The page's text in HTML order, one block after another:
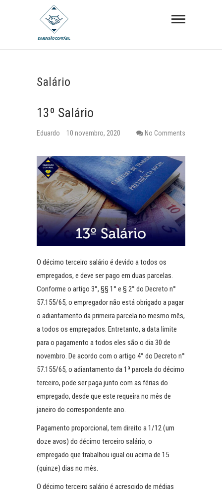
Salário
13º Salário
Eduardo 10 novembro, 2020 No Comments
O décimo terceiro salário é devido a todos os
empregados, e deve ser pago em duas parcelas.
Conforme o artigo 3°, §§ 1° e § 2° do Decreto n°
57.155/65, o empregador não está obrigado a pagar
o adiantamento da primeira parcela no mesmo mês,
a todos os empregados. Entretanto, a data limite
para o pagamento a todos eles são o dia 30 de
novembro. De acordo com o artigo 4° do Decreto n°
57.155/65, o adiantamento da 1ª parcela do décimo
terceiro, pode ser paga junto com as férias do
empregado, desde que este requeira no mês de
janeiro do correspondente ano.
Pagamento proporcional, tem direito a 1/12 (um
doze avos) do décimo terceiro salário, o
empregado que trabalhou igual ou acima de 15
(quinze) dias no mês.
O décimo terceiro salário é acrescido de médias